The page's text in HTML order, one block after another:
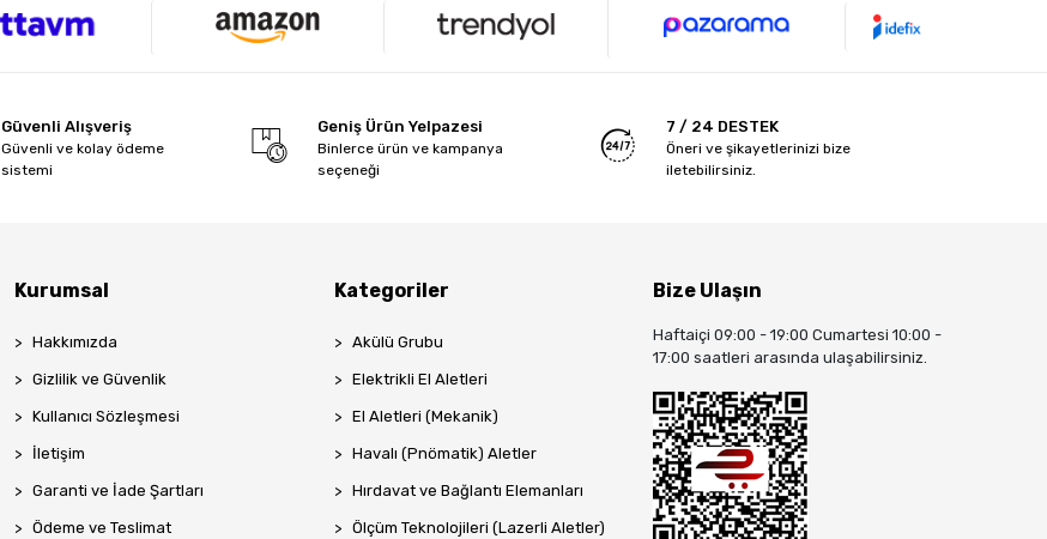
Güvenli Alışveriş
Güvenli ve kolay ödeme
sistemi
Geniş Ürün Yelpazesi
Binlerce ürün ve kampanya
seçeneği
7 / 24 DESTEK
Öneri ve şikayetlerinizi bize
iletebilirsiniz.
Kurumsal
Hakkımızda
Gizlilik ve Güvenlik
Kullanıcı Sözleşmesi
İletişim
Garanti ve İade Şartları
Ödeme ve Teslimat
Kategoriler
Akülü Grubu
Elektrikli El Aletleri
El Aletleri (Mekanik)
Havalı (Pnömatik) Aletler
Hırdavat ve Bağlantı Elemanları
Ölçüm Teknolojileri (Lazerli Aletler)
Bize Ulaşın
Haftaiçi 09:00 - 19:00 Cumartesi 10:00 -
17:00 saatleri arasında ulaşabilirsiniz.